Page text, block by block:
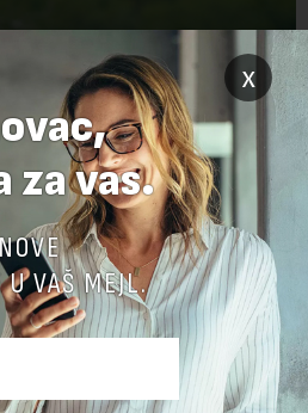
x
za vas.
U VAŠ MEJL.